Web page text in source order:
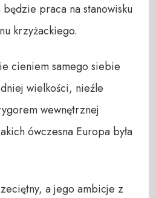
praca na stanowisku
krzyżackiego.
cieniem samego siebie
wielkości, nieźle
wewnętrznej
ówczesna Europa była
a jego ambicje z